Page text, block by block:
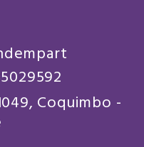
Coquimbo -